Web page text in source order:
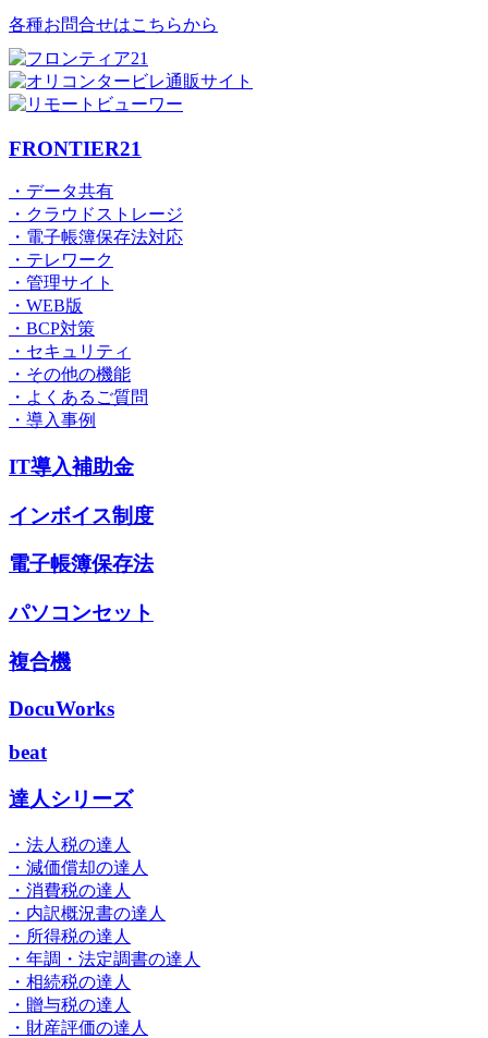
各種お問合せはこちらから
FRONTIER21
・データ共有
・クラウドストレージ
・電子帳簿保存法対応
・テレワーク
・管理サイト
・WEB版
・BCP対策
・セキュリティ
・その他の機能
・よくあるご質問
・導入事例
IT導入補助金
インボイス制度
電子帳簿保存法
パソコンセット
複合機
DocuWorks
beat
達人シリーズ
・法人税の達人
・減価償却の達人
・消費税の達人
・内訳概況書の達人
・所得税の達人
・年調・法定調書の達人
・相続税の達人
・贈与税の達人
・財産評価の達人